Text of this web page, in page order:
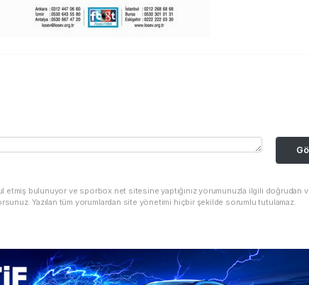
etmiş bulunuyor ve sporbox.net sitesine yaptığınız yorumunuzla ilgili doğrudan
Yazılan tüm yorumlardan site yönetimi hiçbir şekilde sorumlu tutulamaz.